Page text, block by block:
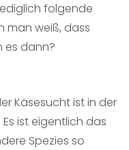
folgende
man weiß, dass
es dann?
Käsesucht ist in der
ist eigentlich das
Spezies so